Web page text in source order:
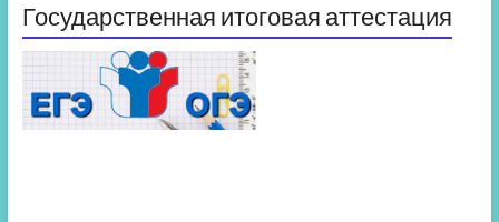
Государственная итоговая аттестация